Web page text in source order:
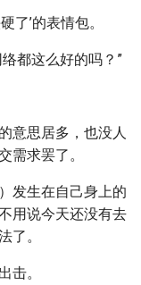
了’的表情包。
都这么好的吗？”
意思居多，也没人
需求罢了。
发生在自己身上的
用说今天还没有去
了。
击。